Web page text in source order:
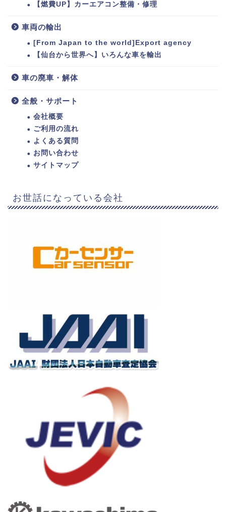
【燃費UP】カーエアコン整備・修理
車両の輸出
[From Japan to the world]Export agency
【仙台から世界へ】いろんな車を輸出
車の廃車・解体
全般・サポート
会社概要
ご利用の流れ
よくある質問
お問い合わせ
サイトマップ
お世話になっている会社